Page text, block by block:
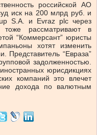
российской АО
иск на 200 млрд руб. и
S.A. и Evraz plc через
рассматривают в
“Коммерсант” юристы
хотят изменить
Представитель “Евраза”
задолженностью.
юрисдикциях
компаний это влечет
дохода по валютным